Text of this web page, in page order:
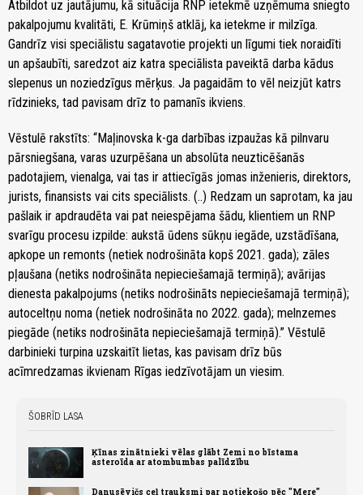
Atbildot uz jautājumu, kā situācija RNP ietekmē uzņēmuma sniegto
pakalpojumu kvalitāti, E. Krūmiņš atklāj, ka ietekme ir milzīga.
Gandrīz visi speciālistu sagatavotie projekti un līgumi tiek noraidīti
un apšaubīti, saredzot aiz katra speciālista paveiktā darba kādus
slepenus un noziedzīgus mērķus. Ja pagaidām to vēl neizjūt katrs
rīdzinieks, tad pavisam drīz to pamanīs ikviens.
Vēstulē rakstīts: “Maļinovska k-ga darbības izpaužas kā pilnvaru
pārsniegšana, varas uzurpēšana un absolūta neuzticēšanās
padotajiem, vienalga, vai tas ir attiecīgās jomas inženieris, direktors,
jurists, finansists vai cits speciālists. (..) Redzam un saprotam, ka jau
pašlaik ir apdraudēta vai pat neiespējama šādu, klientiem un RNP
svarīgu procesu izpilde: aukstā ūdens sūkņu iegāde, uzstādīšana,
apkope un remonts (netiek nodrošināta kopš 2021. gada); zāles
pļaušana (netiks nodrošināta nepieciešamajā termiņā); avārijas
dienesta pakalpojums (netiks nodrošināts nepieciešamajā termiņā);
autoceltņu noma (netiek nodrošināta no 2022. gada); melnzemes
piegāde (netiks nodrošināta nepieciešamajā termiņā).” Vēstulē
darbinieki turpina uzskaitīt lietas, kas pavisam drīz būs
acīmredzamas ikvienam Rīgas iedzīvotājam un viesim.
ŠOBRĪD LASA
Ķīnas zinātnieki vēlas glābt Zemi no bīstama
asteroīda ar atombumbas palīdzību
Danusēvičs ceļ trauksmi par notiekošo pēc "Mere"